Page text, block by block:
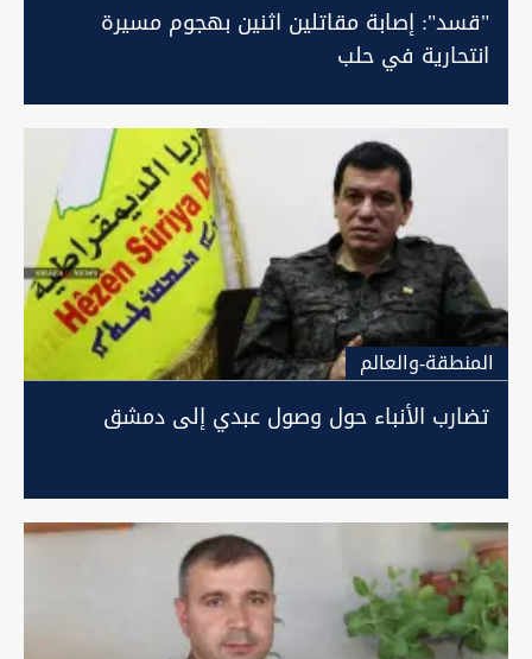
"قسد": إصابة مقاتلين اثنين بهجوم مسيرة
انتحارية في حلب
المنطقة-والعالم
تضارب الأنباء حول وصول عبدي إلى دمشق